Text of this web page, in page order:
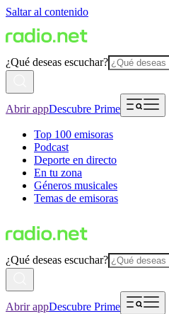
Saltar al contenido
¿Qué deseas escuchar?
Abrir appDescubre Prime
Top 100 emisoras
Podcast
Deporte en directo
En tu zona
Géneros musicales
Temas de emisoras
¿Qué deseas escuchar?
Abrir appDescubre Prime